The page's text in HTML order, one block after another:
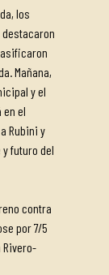
los
destacaron
Mañana,
y el
el
Rubini y
futuro del
contra
por 7/5